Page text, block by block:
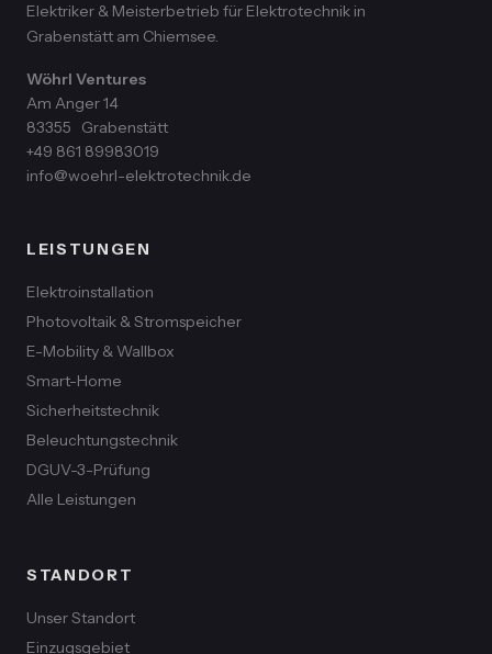
Elektriker & Meisterbetrieb für Elektrotechnik in
Grabenstätt am Chiemsee.
Wöhrl Ventures
Am Anger 14
83355
Grabenstätt
+49 861 89983019
info@woehrl-elektrotechnik.de
LEISTUNGEN
Elektroinstallation
Photovoltaik & Stromspeicher
E-Mobility & Wallbox
Smart-Home
Sicherheitstechnik
Beleuchtungstechnik
DGUV-3-Prüfung
Alle Leistungen
STANDORT
Unser Standort
Einzugsgebiet